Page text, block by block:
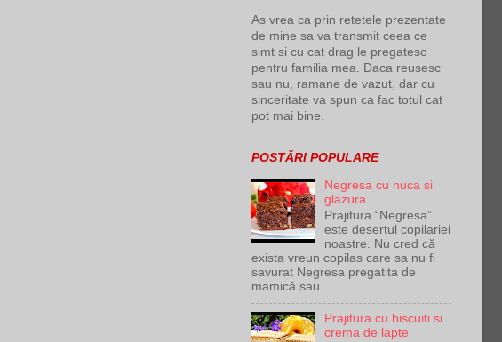
As vrea ca prin retetele prezentate
de mine sa va transmit ceea ce
simt si cu cat drag le pregatesc
pentru familia mea. Daca reusesc
sau nu, ramane de vazut, dar cu
sinceritate va spun ca fac totul cat
pot mai bine.
POSTĂRI POPULARE
Negresa cu nuca si
glazura
Prajitura “Negresa”
este desertul copilariei
noastre. Nu cred că
exista vreun copilas care sa nu fi
savurat Negresa pregatita de
mamică sau...
Prajitura cu biscuiti si
crema de lapte